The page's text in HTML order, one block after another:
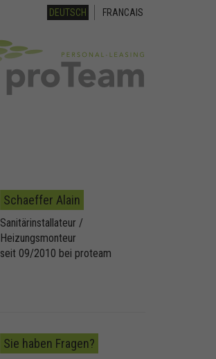
DEUTSCH FRANCAIS
Schaeffer Alain
Sanitärinstallateur /
Heizungsmonteur
seit 09/2010 bei proteam
Sie haben Fragen?